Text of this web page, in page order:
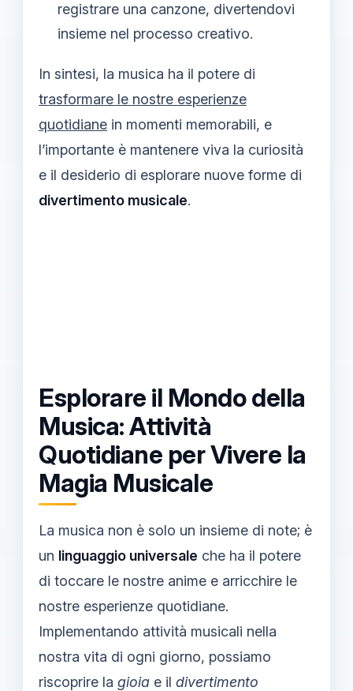
registrare una canzone, divertendovi
insieme nel processo creativo.
In sintesi, la musica ha il potere di
trasformare le nostre esperienze
quotidiane in momenti memorabili, e
l’importante è mantenere viva la curiosità
e il desiderio di esplorare nuove forme di
divertimento musicale.
Esplorare il Mondo della
Musica: Attività
Quotidiane per Vivere la
Magia Musicale
La musica non è solo un insieme di note; è
un linguaggio universale che ha il potere
di toccare le nostre anime e arricchire le
nostre esperienze quotidiane.
Implementando attività musicali nella
nostra vita di ogni giorno, possiamo
riscoprire la gioia e il divertimento